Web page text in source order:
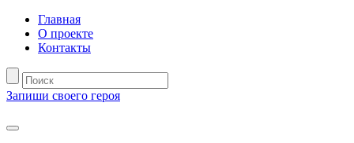
Главная
О проекте
Контакты
Запиши своего героя